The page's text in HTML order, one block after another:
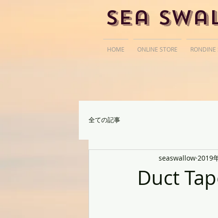
Sea
全ての記事
Duct
seaswallow 2019
HOME ONLINE STORE RONDINE